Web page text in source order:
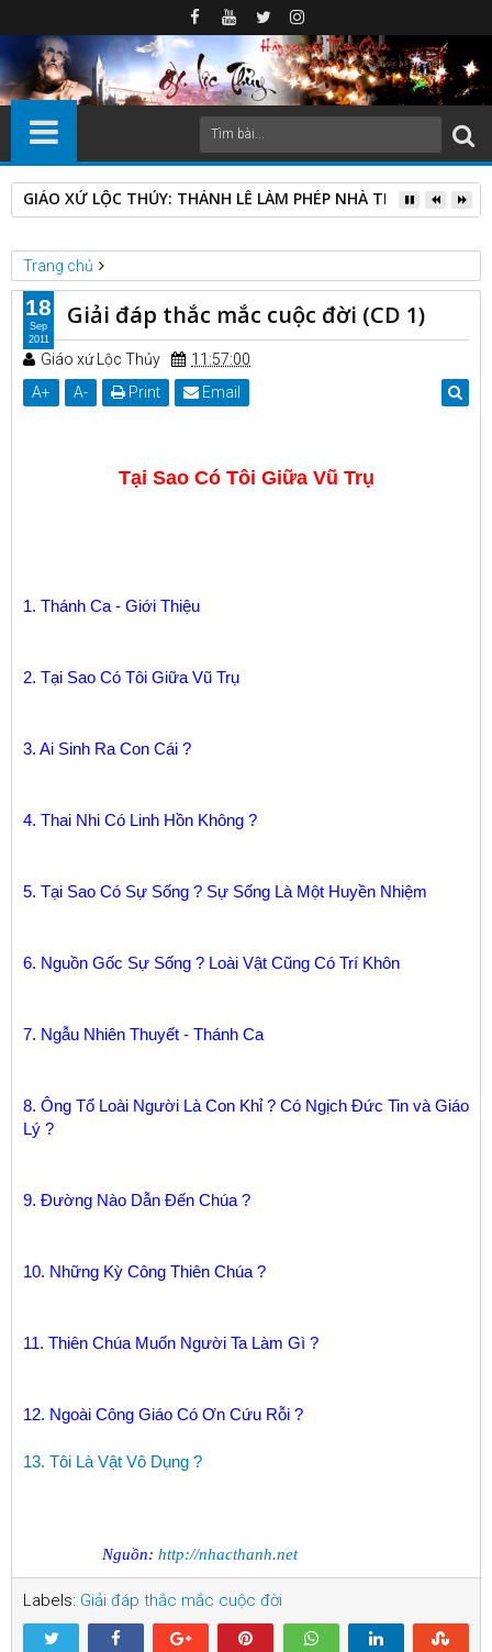
GIÁO XỨ LỘC THỦY: THÁNH LỄ LÀM PHÉP NHÀ THỜ GIÁO
Trang chủ
Giải đáp thắc mắc cuộc đời
Giải đáp thắc mắc cuộc đời (CD 1)
Giải đáp thắc mắc cuộc đời (CD 1)
Giáo xứ Lộc Thủy
11:57:00
A+ A- Print Email
Tại Sao Có Tôi Giữa Vũ Trụ
1. Thánh Ca - Giới Thiệu
2. Tại Sao Có Tôi Giữa Vũ Trụ
3. Ai Sinh Ra Con Cái ?
4. Thai Nhi Có Linh Hồn Không ?
5. Tại Sao Có Sự Sống ? Sự Sống Là Một Huyền Nhiệm
6. Nguồn Gốc Sự Sống ? Loài Vật Cũng Có Trí Khôn
7. Ngẫu Nhiên Thuyết - Thánh Ca
8. Ông Tổ Loài Người Là Con Khỉ ? Có Ngịch Đức Tin và Giáo
Lý ?
9. Đường Nào Dẫn Đến Chúa ?
10. Những Kỳ Công Thiên Chúa ?
11. Thiên Chúa Muốn Người Ta Làm Gì ?
12. Ngoài Công Giáo Có Ơn Cứu Rỗi ?
13. Tôi Là Vật Vô Dụng ?
Nguồn: http://nhacthanh.net
Labels: Giải đáp thắc mắc cuộc đời
18
Sep
2011